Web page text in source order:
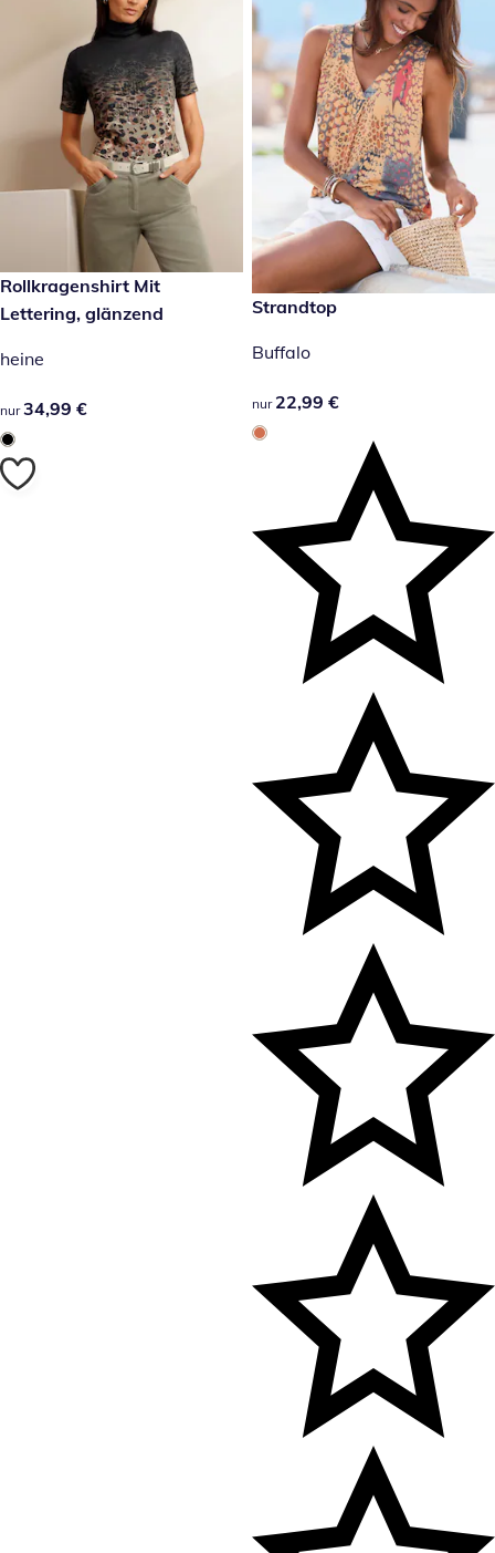
34,99 €
Rollkragenshirt Mit
Lettering, glänzend
heine
34,99 €
nur 34,99 €
22,99 €
Strandtop
Buffalo
22,99 €
nur 22,99 €